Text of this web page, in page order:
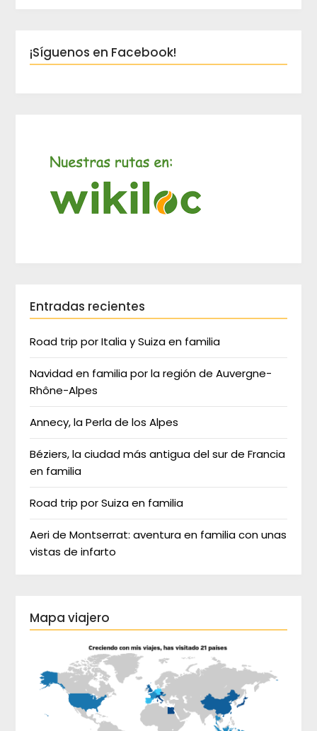
¡Síguenos en Facebook!
Entradas recientes
Road trip por Italia y Suiza en familia
Navidad en familia por la región de Auvergne-
Rhône-Alpes
Annecy, la Perla de los Alpes
Béziers, la ciudad más antigua del sur de Francia
en familia
Road trip por Suiza en familia
Aeri de Montserrat: aventura en familia con unas
vistas de infarto
Mapa viajero